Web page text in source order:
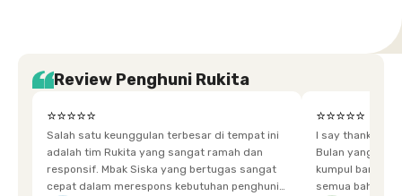
Review Penghuni Rukita
⭐⭐⭐⭐⭐
Salah satu keunggulan terbesar di tempat ini
adalah tim Rukita yang sangat ramah dan
responsif. Mbak Siska yang bertugas sangat
cepat dalam merespons kebutuhan penghuni.
⭐⭐⭐⭐⭐
I say thankyou
Bulan yang super happy! banyak
kumpul bareng
semua bahagia